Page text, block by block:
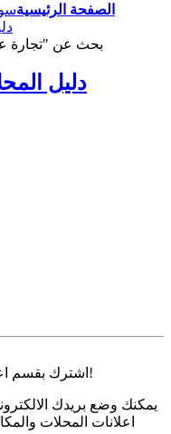
الصفحة الرئيسية
بحث عن "تجارة
دليل
اشترك بقسم اعلانات المحلات والمكاتب التجارية مجاناً!
يمكنك وضع بريدك
اعلانات المحلات